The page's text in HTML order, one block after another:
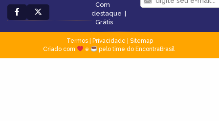
Com
destaque |
Grátis
Termos| Privacidade
Sitemap
Criado com
e pelo time do EncontraBrasil